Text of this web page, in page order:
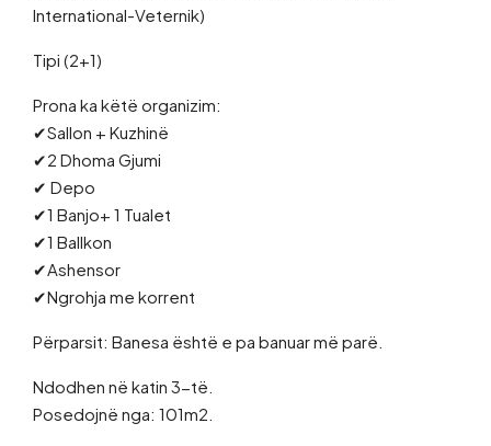
International-Veternik)
Tipi (2+1)
Prona ka këtë organizim:
✔Sallon + Kuzhinë
✔2 Dhoma Gjumi
✔ Depo
✔1 Banjo+ 1 Tualet
✔1 Ballkon
✔Ashensor
✔Ngrohja me korrent
Përparsit: Banesa është e pa banuar më parë.
Ndodhen në katin 3-të.
Posedojnë nga: 101m2.